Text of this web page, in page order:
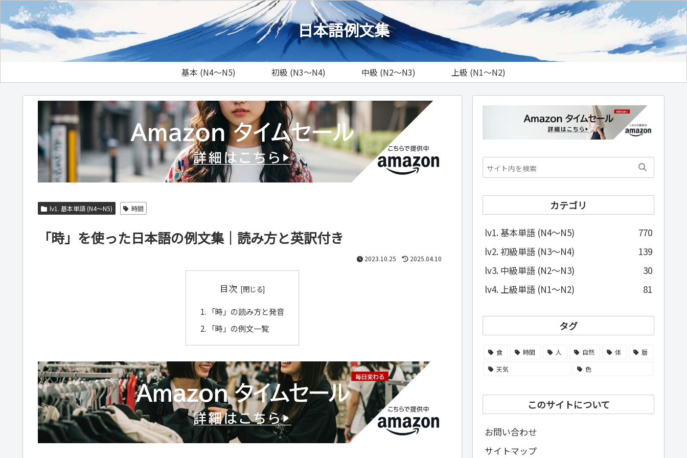
日本語例文集
基本 (N4～N5) 初級 (N3～N4) 中級 (N2～N3) 上級 (N1～N2)
lv1. 基本単語 (N4～N5) 時間
「時」を使った日本語の例文集｜読み方と英訳付き
2023.10.25 2025.04.10
目次
「時」の読み方と発音
「時」の例文一覧
カテゴリ
lv1. 基本単語 (N4～N5)
770
lv2. 初級単語 (N3～N4)
139
lv3. 中級単語 (N2～N3)
30
lv4. 上級単語 (N1～N2)
81
タグ
食 時間 人 自然 体
暦
天気
色
このサイトについて
お問い合わせ
サイトマップ